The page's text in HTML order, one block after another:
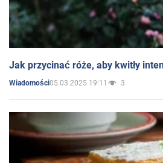
Jak przycinać róże, aby kwitły
Wiadomości05.03.2025 19:11 3